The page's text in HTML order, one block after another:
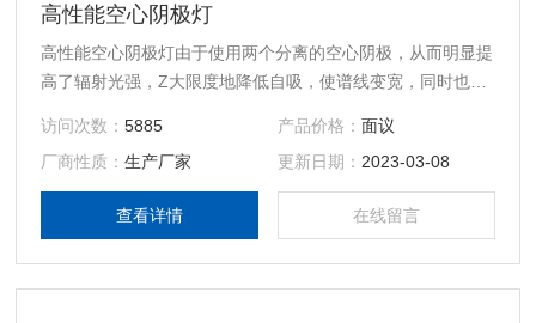
高性能空心阴极灯
高性能空心阴极灯由于使用两个分离的空心阴极，从而明显提
高了辐射光强，Z大限度地降低自吸，使谱线变宽，同时也提
访问次数：5885 产品价格： 面议
厂商性质：生产厂家 更新日期： 2023-03-08
查看详情 在线留言